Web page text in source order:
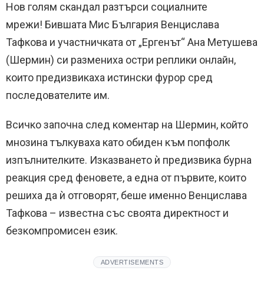
Нов голям скандал разтърси социалните
мрежи! Бившата Мис България Венцислава
Тафкова и участничката от „Ергенът“ Ана Метушева
(Шермин) си размениха остри реплики онлайн,
които предизвикаха истински фурор сред
последователите им.
Всичко започна след коментар на Шермин, който
мнозина тълкуваха като обиден към попфолк
изпълнителките. Изказването ѝ предизвика бурна
реакция сред феновете, а една от първите, които
решиха да ѝ отговорят, беше именно Венцислава
Тафкова – известна със своята директност и
безкомпромисен език.
ADVERTISEMENTS